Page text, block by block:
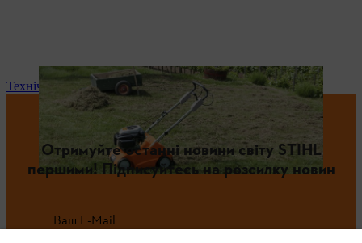
Технічне обслуговування та ремонт
Отримуйте останні новини світу STIHL
першими! Підписуйтесь на розсилку новин
Ваш E-Mail